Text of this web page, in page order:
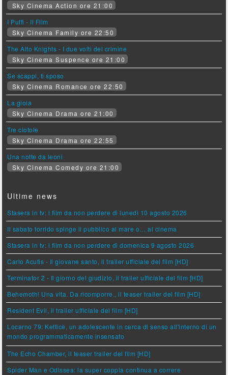
Sky Cinema Action ore 21:00
I Puffi - Il Film
Sky Cinema Family ore 22:50
The Alto Knights - I due volti del crimine
Sky Cinema Suspence ore 21:00
Se scappi, ti sposo
Sky Cinema Romance ore 22:50
La gioia
Sky Cinema Drama ore 21:00
Tre ciotole
Sky Cinema Drama ore 22:55
Una notte da leoni
Sky Cinema Comedy ore 21:00
Ultime news
Stasera in tv: i film da non perdere di lunedì 10 agosto 2026
Il sabato torrido spinge il pubblico al mare o… al cinema
Stasera in tv: i film da non perdere di domenica 9 agosto 2026
Carlo Acutis - Il giovane santo, il trailer ufficiale del film [HD]
Terminator 2 - Il giorno del giudizio, il trailer ufficiale del film [HD]
Behemoth! Una vita. Da ricomporre., il teaser trailer del film [HD]
Resident Evil, il trailer ufficiale del film [HD]
Locarno 79: Ketticè, un adolescente in cerca di senso all'interno di un
mondo programmaticamente insensato
The Echo Chamber, il teaser trailer del film [HD]
Spider Man e Odissea: la super coppia continua a correre